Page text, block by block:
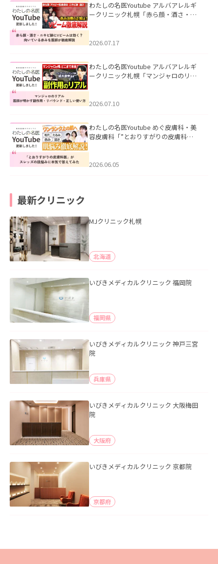
わたしの名医Youtube アルバアレルギ
ークリニック札幌「赤ら顔・酒さ・ニ
した。
2026.07.17
わたしの名医Youtube アルバアレルギ
ークリニック札幌「マンジャロのリア
た。
2026.07.10
わたしの名医Youtube めぐ皮膚科・美
容皮膚科「”とおりすがりの皮膚科
2026.06.05
最新クリニック
MJクリニック札幌
北海道
いびきメディカルクリニック 福岡院
福岡県
いびきメディカルクリニック 神戸三宮
院
兵庫県
いびきメディカルクリニック 大阪梅田
院
大阪府
いびきメディカルクリニック 京都院
京都府